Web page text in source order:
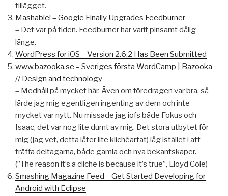
tillägget.
Mashable! – Google Finally Upgrades Feedburner
– Det var på tiden. Feedburner har varit pinsamt dålig
länge.
WordPress for iOS – Version 2.6.2 Has Been Submitted
www.bazooka.se – Sveriges första WordCamp | Bazooka
// Design and technology
– Medhåll på mycket här. Även om föredragen var bra, så
lärde jag mig egentligen ingenting av dem och inte
mycket var nytt. Nu missade jag iofs både Fokus och
Isaac, det var nog lite dumt av mig. Det stora utbytet för
mig (jag vet, detta låter lite klichéartat) låg istället i att
träffa deltagarna, både gamla och nya bekantskaper.
(”The reason it’s a cliche is because it’s true”, Lloyd Cole)
Smashing Magazine Feed – Get Started Developing for
Android with Eclipse